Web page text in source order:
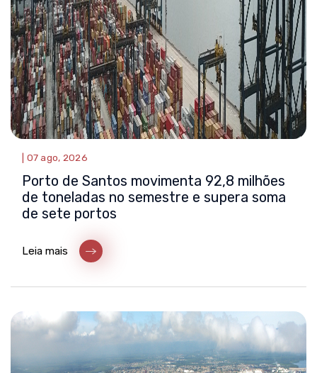
07 ago, 2026
Porto de Santos movimenta 92,8 milhões
de toneladas no semestre e supera soma
de sete portos
Leia mais